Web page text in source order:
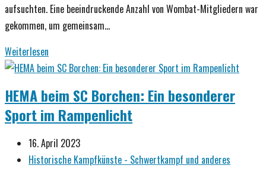
aufsuchten. Eine beeindruckende Anzahl von Wombat-Mitgliedern war
gekommen, um gemeinsam…
Weiterlesen
trifft
MMA:
Austausch
den
Paderborn
HEMA beim SC Borchen: Ein besonderer
Sport im Rampenlicht
Beitrag
veröffentlicht:
16. April 2023
Beitrags-
Historische Kampfkünste - Schwertkampf und anderes